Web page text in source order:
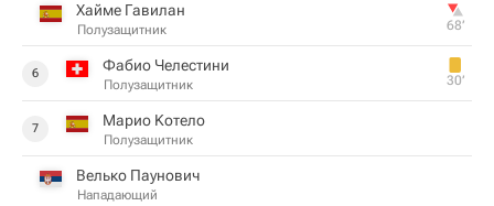
Хайме Гавилан
Полузащитник 68‎’‎
6 Фабио Челестини
Полузащитник 30‎’‎
7 Марио Koтeлo
Полузащитник
Велько Паунович
Нападающий